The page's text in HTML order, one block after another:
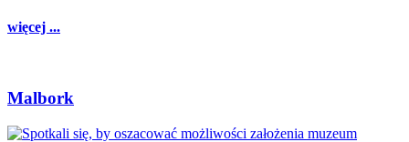
więcej ...
Malbork